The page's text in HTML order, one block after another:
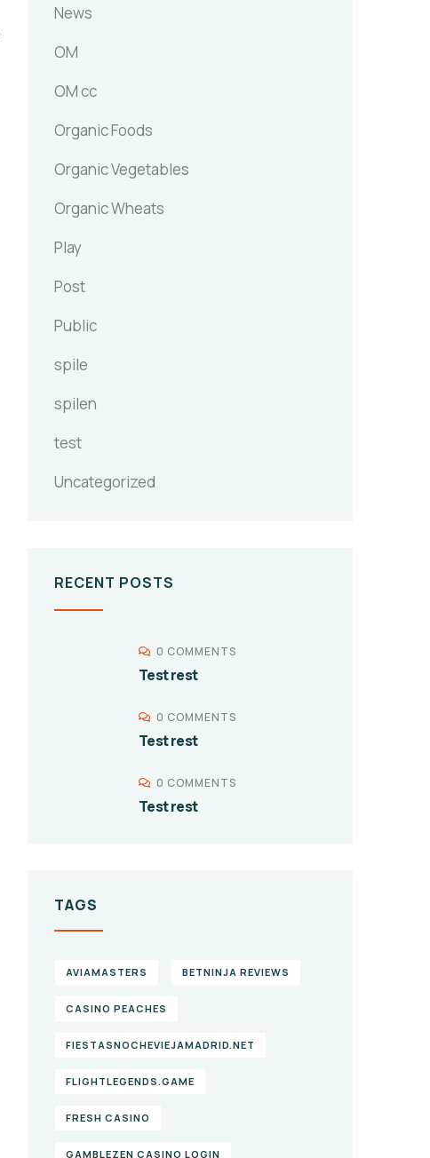
News
OM
OM cc
Organic Foods
Organic Vegetables
Organic Wheats
Play
Post
Public
spile
spilen
test
Uncategorized
RECENT POSTS
0 COMMENTS
Test rest
0 COMMENTS
Test rest
0 COMMENTS
Test rest
TAGS
AVIAMASTERS BETNINJA REVIEWS
CASINO PEACHES
FIESTASNOCHEVIEJAMADRID.NET
FLIGHTLEGENDS.GAME
FRESH CASINO
GAMBLEZEN CASINO LOGIN